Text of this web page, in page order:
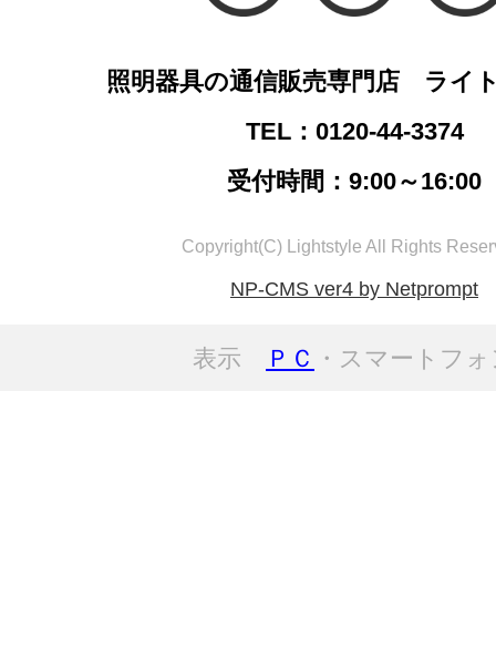
照明器具の通信販売専門店 ライ
TEL：0120-44-3374
受付時間：9:00～16:00
Copyright(C) Lightstyle All Rights
NP-CMS ver4 by Netprompt
表示 ＰＣ ・スマートフ